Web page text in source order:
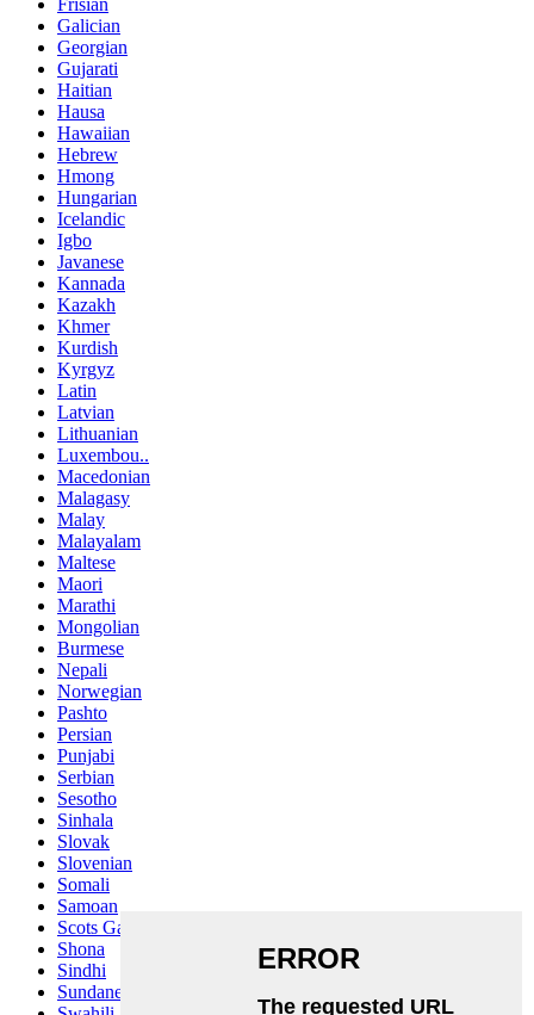
Galician
Georgian
Gujarati
Haitian
Hausa
Hawaiian
Hebrew
Hmong
Hungarian
Icelandic
Igbo
Javanese
Kannada
Kazakh
Khmer
Kurdish
Kyrgyz
Latin
Latvian
Lithuanian
Luxembou..
Macedonian
Malagasy
Malay
Malayalam
Maltese
Maori
Marathi
Mongolian
Burmese
Nepali
Norwegian
Pashto
Persian
Punjabi
Serbian
Sesotho
Sinhala
Slovak
Slovenian
Somali
Samoan
Scots Gaelic
Shona
Sindhi
Sundanese